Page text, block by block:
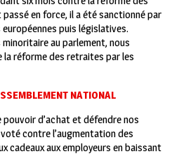
en force, il a été sanctionné par
puis législatives.
au parlement, nous
la réforme des retraites par les
NATIONAL
d’achat et défendre nos
contre l’augmentation des
cadeaux aux employeurs en baissant